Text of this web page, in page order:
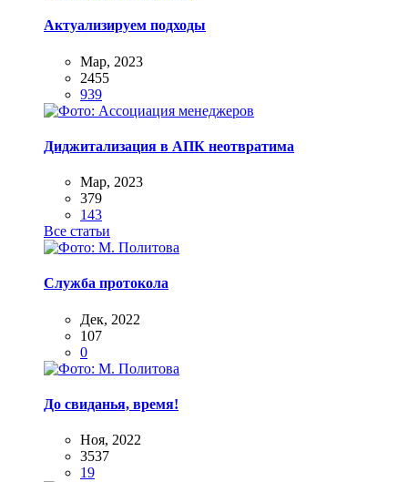
Актуализируем подходы
Мар, 2023
2455
939
Диджитализация в АПК неотвратима
Мар, 2023
379
143
Все статьи
Служба протокола
Дек, 2022
107
0
До свиданья, время!
Ноя, 2022
3537
19